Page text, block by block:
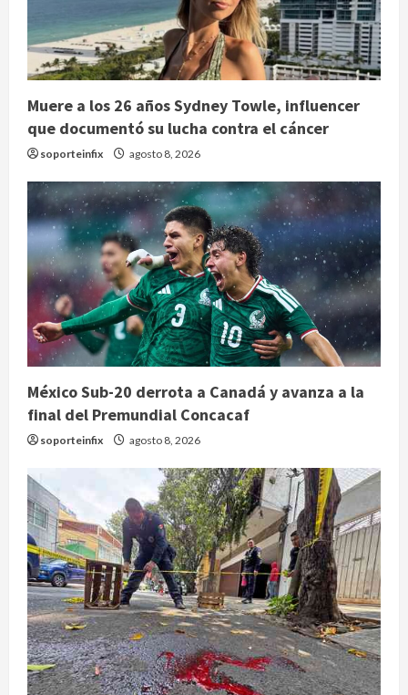
Muere a los 26 años Sydney Towle, influencer
que documentó su lucha contra el cáncer
soporteinfix agosto 8, 2026
México Sub-20 derrota a Canadá y avanza a la
final del Premundial Concacaf
soporteinfix agosto 8, 2026